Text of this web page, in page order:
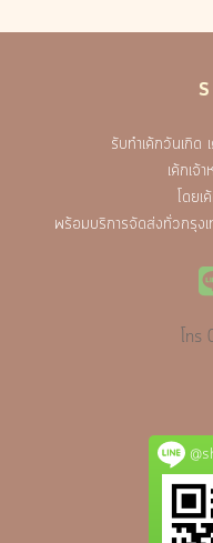
รับทำเค้กวันเกิด
เค้กเจ้
โดยเ
พร้อมบริการจัดส่งทั่วกรุ
โทร